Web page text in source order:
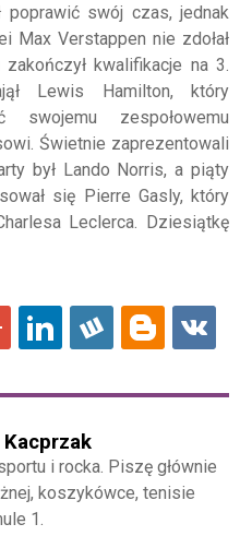
poprawić swój czas, jednak
Max Verstappen nie zdołał
kwalifikacje na 3.
Lewis Hamilton, który
swojemu zespołowemu
Świetnie zaprezentowali
był Lando Norris, a piąty
się Pierre Gasly, który
Leclerca. Dziesiątkę
i rocka. Piszę głównie
koszykówce, tenisie
1.